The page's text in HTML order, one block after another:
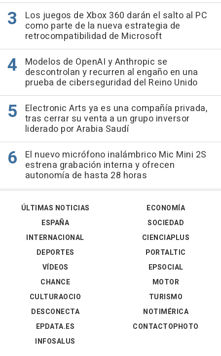
Los juegos de Xbox 360 darán el salto al PC
como parte de la nueva estrategia de
retrocompatibilidad de Microsoft
Modelos de OpenAI y Anthropic se
descontrolan y recurren al engaño en una
prueba de ciberseguridad del Reino Unido
Electronic Arts ya es una compañía privada,
tras cerrar su venta a un grupo inversor
liderado por Arabia Saudí
El nuevo micrófono inalámbrico Mic Mini 2S
estrena grabación interna y ofrecen
autonomía de hasta 28 horas
ÚLTIMAS NOTICIAS
ESPAÑA
INTERNACIONAL
DEPORTES
VÍDEOS
ECONOMÍA
SOCIEDAD
CIENCIAPLUS
PORTALTIC
EPSOCIAL
CHANCE
CULTURAOCIO
DESCONECTA
EPDATA.ES
INFOSALUS
MOTOR
TURISMO
NOTIMÉRICA
CONTACTOPHOTO